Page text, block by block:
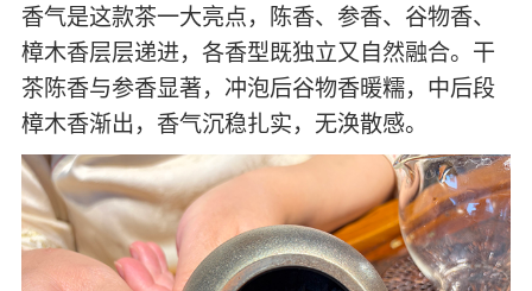
香气是这款茶一大亮点，陈香、参香、谷物香、
樟木香层层递进，各香型既独立又自然融合。干
茶陈香与参香显著，冲泡后谷物香暖糯，中后段
樟木香渐出，香气沉稳扎实，无涣散感。